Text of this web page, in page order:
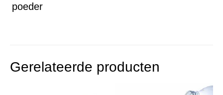
poeder
Gerelateerde producten